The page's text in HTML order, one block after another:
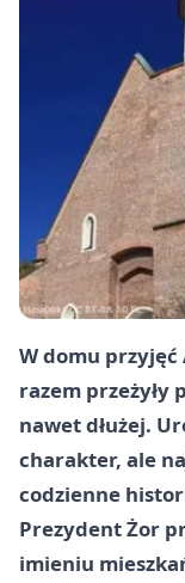
W domu
razem przeżyły
nawet dłużej.
charakter, ale
codzienne
Prezydent Żor
imieniu